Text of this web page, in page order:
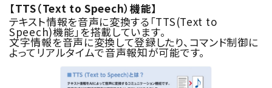
【TTS（Text to Speech）機能】
テキスト情報を音声に変換する「TTS(Text to
Speech)機能」を搭載しています。
文字情報を音声に変換して登録したり、コマンド制御に
よってリアルタイムで音声報知が可能です。